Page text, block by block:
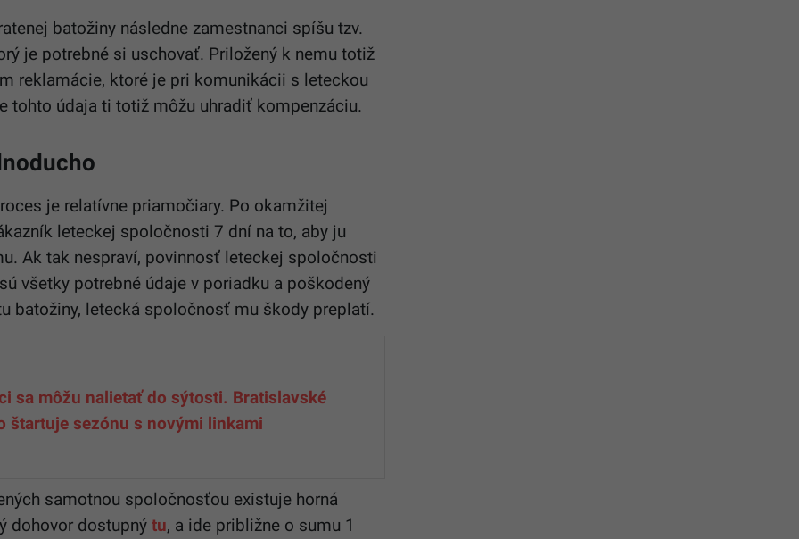
batožiny následne zamestnanci spíšu tzv.
je potrebné si uschovať. Priložený k nemu totiž
reklamácie, ktoré je pri komunikácii s leteckou
tohto údaja ti totiž môžu uhradiť kompenzáciu.
je relatívne priamočiary. Po okamžitej
leteckej spoločnosti 7 dní na to, aby ju
Ak tak nespraví, povinnosť leteckej spoločnosti
všetky potrebné údaje v poriadku a poškodený
batožiny, letecká spoločnosť mu škody preplatí.
sa môžu nalietať do sýtosti. Bratislavské
štartuje sezónu s novými linkami
samotnou spoločnosťou existuje horná
dohovor dostupný tu, a ide približne o sumu 1